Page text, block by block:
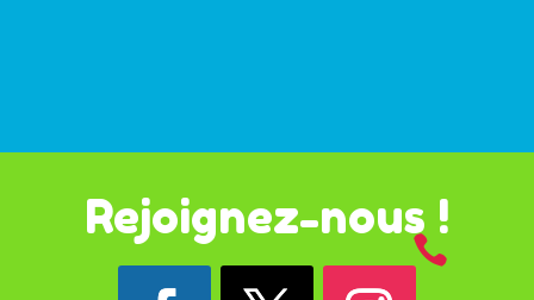
Rejoignez-nous !
